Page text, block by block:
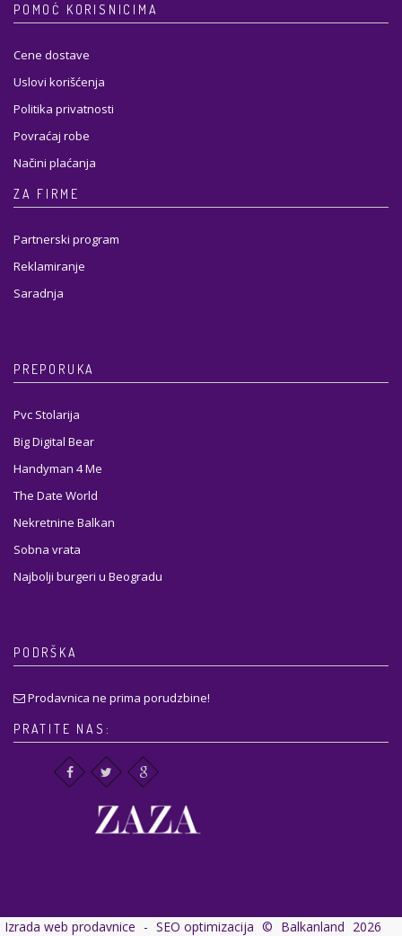
POMOĆ KORISNICIMA
Cene dostave
Uslovi korišćenja
Politika privatnosti
Povraćaj robe
Načini plaćanja
ZA FIRME
Partnerski program
Reklamiranje
Saradnja
PREPORUKA
Pvc Stolarija
Big Digital Bear
Handyman 4 Me
The Date World
Nekretnine Balkan
Sobna vrata
Najbolji burgeri u Beogradu
PODRŠKA
Prodavnica ne prima porudzbine!
PRATITE NAS:
Izrada web prodavnice - SEO optimizacija © Balkanland 2026